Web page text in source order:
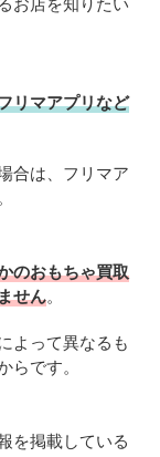
リマアプリなど
合は、フリマア
のおもちゃ買取
せん。
よって異なるも
です。
を掲載している